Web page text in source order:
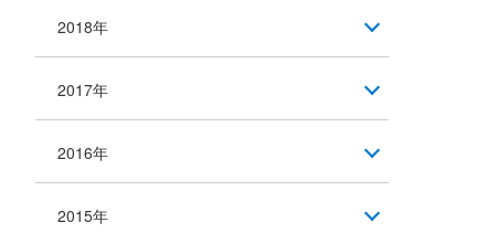
2018年
2017年
2016年
2015年